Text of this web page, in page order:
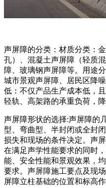
声屏障的分类：材质分类：
孔）、混凝土声屏障（轻质
障、玻璃钢声屏障等。用途
城市景观声屏障、居民区降
低：不仅产品生产成本低，
轻轨、高架路的承重负荷，降
声屏障形状的选择:声屏障的
型、弯曲型、半封闭或全封
损失和现场的条件决定。声
在满足声学性能要求的同时
能、安全性能和景观效果，
要求。声屏障施工要点及现
屏障立柱基础的位置和标高